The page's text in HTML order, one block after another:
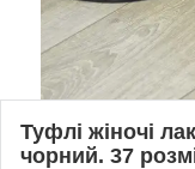
Туфлі жіночі
чорний. 37